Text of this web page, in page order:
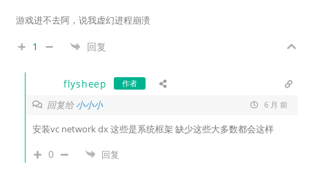
游戏进不去阿，说我虚幻进程崩溃
1 回复
flysheep 作者
回复给小小小 6 月 前
安装vc network dx 这些是系统框架 缺少这些大多数都会这样
0 回复